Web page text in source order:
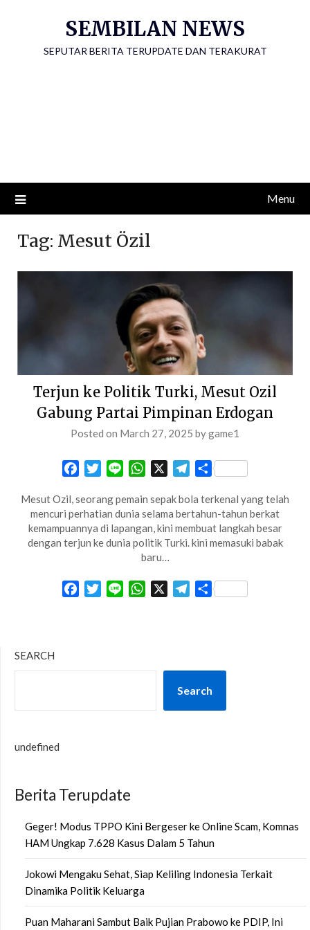
SEMBILAN NEWS
SEPUTAR BERITA TERUPDATE DAN TERAKURAT
Menu
Tag: Mesut Özil
Terjun ke Politik Turki, Mesut Ozil
Gabung Partai Pimpinan Erdogan
Posted on March 27, 2025 bygame1
FacebookTwitterLine WhatsApp Telegram
Share
Mesut Ozil, seorang pemain sepak bola terkenal yang telah
mencuri perhatian dunia selama bertahun-tahun berkat
kemampuannya di lapangan, kini membuat langkah besar
dengan terjun ke dunia politik Turki. kini memasuki babak
baru…
FacebookTwitterLine WhatsApp Telegram
Share
SEARCH
Search
undefined
Berita Terupdate
Geger! Modus TPPO Kini Bergeser ke Online Scam, Komnas
HAM Ungkap 7.628 Kasus Dalam 5 Tahun
Jokowi Mengaku Sehat, Siap Keliling Indonesia Terkait
Dinamika Politik Keluarga
Puan Maharani Sambut Baik Pujian Prabowo ke PDIP, Ini